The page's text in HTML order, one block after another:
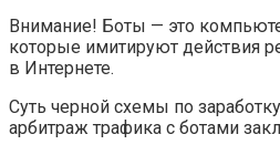
Внимание! Боты — это
которые имитируют действия
в Интернете.
Суть черной схемы по
арбитраж трафика с ботами